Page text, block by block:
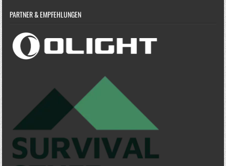
PARTNER & EMPFEHLUNGEN